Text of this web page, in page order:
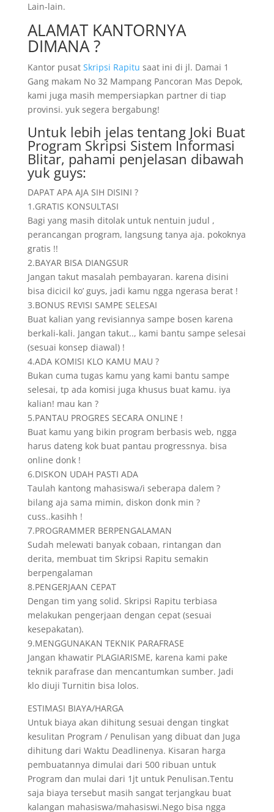
Lain-lain.
ALAMAT KANTORNYA
DIMANA ?
Kantor pusat Skripsi Rapitu saat ini di jl. Damai 1
Gang makam No 32 Mampang Pancoran Mas Depok,
kami juga masih mempersiapkan partner di tiap
provinsi. yuk segera bergabung!
Untuk lebih jelas tentang Joki Buat
Program Skripsi Sistem Informasi
Blitar, pahami penjelasan dibawah
yuk guys:
DAPAT APA AJA SIH DISINI ?
1.GRATIS KONSULTASI
Bagi yang masih ditolak untuk nentuin judul ,
perancangan program, langsung tanya aja. pokoknya
gratis !!
2.BAYAR BISA DIANGSUR
Jangan takut masalah pembayaran. karena disini
bisa dicicil ko’ guys, jadi kamu ngga ngerasa berat !
3.BONUS REVISI SAMPE SELESAI
Buat kalian yang revisiannya sampe bosen karena
berkali-kali. Jangan takut.., kami bantu sampe selesai
(sesuai konsep diawal) !
4.ADA KOMISI KLO KAMU MAU ?
Bukan cuma tugas kamu yang kami bantu sampe
selesai, tp ada komisi juga khusus buat kamu. iya
kalian! mau kan ?
5.PANTAU PROGRES SECARA ONLINE !
Buat kamu yang bikin program berbasis web, ngga
harus dateng kok buat pantau progressnya. bisa
online donk !
6.DISKON UDAH PASTI ADA
Taulah kantong mahasiswa/i seberapa dalem ?
bilang aja sama mimin, diskon donk min ?
cuss..kasihh !
7.PROGRAMMER BERPENGALAMAN
Sudah melewati banyak cobaan, rintangan dan
derita, membuat tim Skripsi Rapitu semakin
berpengalaman
8.PENGERJAAN CEPAT
Dengan tim yang solid. Skripsi Rapitu terbiasa
melakukan pengerjaan dengan cepat (sesuai
kesepakatan).
9.MENGGUNAKAN TEKNIK PARAFRASE
Jangan khawatir PLAGIARISME, karena kami pake
teknik parafrase dan mencantumkan sumber. Jadi
klo diuji Turnitin bisa lolos.
ESTIMASI BIAYA/HARGA
Untuk biaya akan dihitung sesuai dengan tingkat
kesulitan Program / Penulisan yang dibuat dan Juga
dihitung dari Waktu Deadlinenya. Kisaran harga
pembuatannya dimulai dari 500 ribuan untuk
Program dan mulai dari 1jt untuk Penulisan.Tentu
saja biaya tersebut masih sangat terjangkau buat
kalangan mahasiswa/mahasiswi.Nego bisa ngga